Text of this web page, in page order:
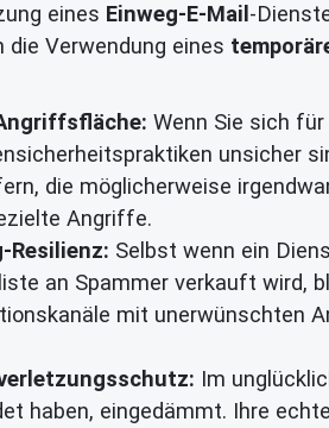
eines Einweg-E-Mail -
die Verwendung eines
Wenn Sie sich
unsicher
die möglicherweise
Angriffe.
Resilienz: Selbst wenn ein
an Spammer verkauft wird,
mit unerwünschten
Im
haben, eingedämmt. Ihre